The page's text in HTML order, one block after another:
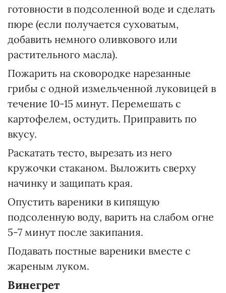
готовности в подсоленной воде и сделать
пюре (если получается суховатым,
добавить немного оливкового или
растительного масла).
Пожарить на сковородке нарезанные
грибы с одной измельченной луковицей в
течение 10-15 минут. Перемешать с
картофелем, остудить. Приправить по
вкусу.
Раскатать тесто, вырезать из него
кружочки стаканом. Выложить сверху
начинку и защипать края.
Опустить вареники в кипящую
подсоленную воду, варить на слабом огне
5-7 минут после закипания.
Подавать постные вареники вместе с
жареным луком.
Винегрет